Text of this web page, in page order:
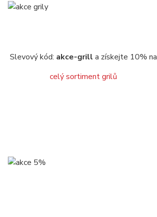
Slevový kód: akce-grill a získejte 10% na
celý sortiment grilů